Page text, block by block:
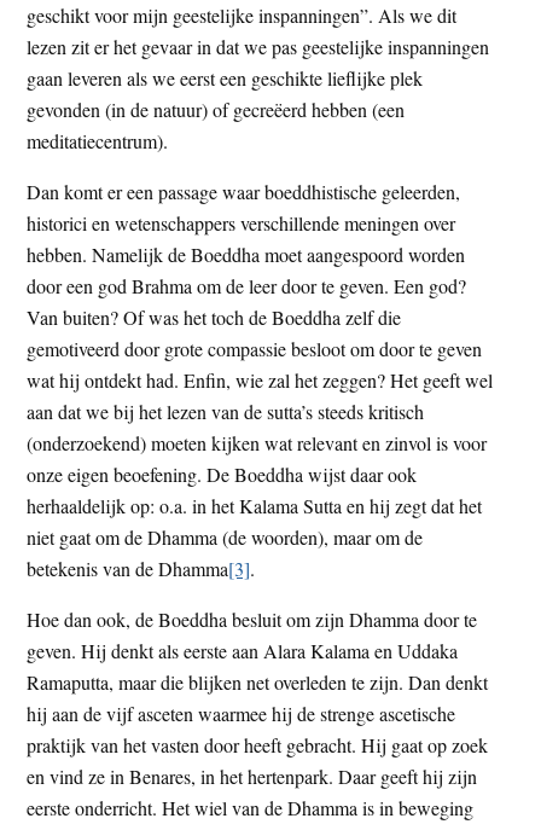
geschikt voor mijn geestelijke inspanningen”. Als we dit
lezen zit er het gevaar in dat we pas geestelijke inspanningen
gaan leveren als we eerst een geschikte lieflijke plek
gevonden (in de natuur) of gecreëerd hebben (een
meditatiecentrum).
Dan komt er een passage waar boeddhistische geleerden,
historici en wetenschappers verschillende meningen over
hebben. Namelijk de Boeddha moet aangespoord worden
door een god Brahma om de leer door te geven. Een god?
Van buiten? Of was het toch de Boeddha zelf die
gemotiveerd door grote compassie besloot om door te geven
wat hij ontdekt had. Enfin, wie zal het zeggen? Het geeft wel
aan dat we bij het lezen van de sutta’s steeds kritisch
(onderzoekend) moeten kijken wat relevant en zinvol is voor
onze eigen beoefening. De Boeddha wijst daar ook
herhaaldelijk op: o.a. in het Kalama Sutta en hij zegt dat het
niet gaat om de Dhamma (de woorden), maar om de
betekenis van de Dhamma[3].
Hoe dan ook, de Boeddha besluit om zijn Dhamma door te
geven. Hij denkt als eerste aan Alara Kalama en Uddaka
Ramaputta, maar die blijken net overleden te zijn. Dan denkt
hij aan de vijf asceten waarmee hij de strenge ascetische
praktijk van het vasten door heeft gebracht. Hij gaat op zoek
en vind ze in Benares, in het hertenpark. Daar geeft hij zijn
eerste onderricht. Het wiel van de Dhamma is in beweging